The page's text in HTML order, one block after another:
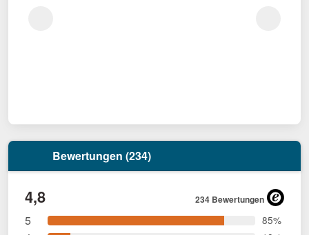
Bewertungen (234)
4,8 234 Bewertungen
5 85%